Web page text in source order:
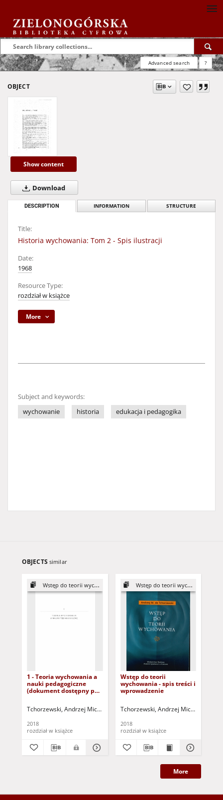
Advanced search ?
OBJECT
Show content
Download
DESCRIPTION INFORMATION STRUCTURE
Title:
Historia wychowania: Tom 2 - Spis ilustracji
Date:
1968
Resource Type:
rozdział w książce
More
Subject and keywords:
wychowanie
historia edukacja i pedagogika
OBJECTS similar
Wstęp do teorii wychowania
1 - Teoria wychowania a
nauki pedagogiczne
(dokument dostępny po
wzroku)
Tchorzewski, Andrzej Michał (1943- )
2018
rozdział w książce
Wstęp do teorii wychowania
Wstęp do teorii
wychowania - spis treści i
wprowadzenie
Tchorzewski, Andrzej Michał (1943- )
2018
rozdział w książce
More